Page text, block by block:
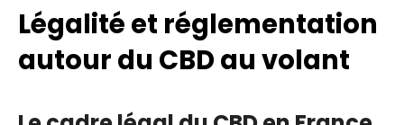
Légalité et réglementation
autour du CBD au volant